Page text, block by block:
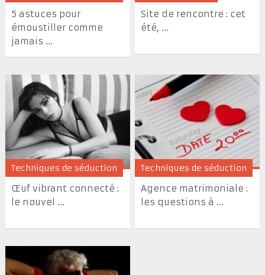
5 astuces pour
émoustiller comme
jamais ...
Site de rencontre : cet
été, ...
Techniques de séduction
Œuf vibrant connecté :
le nouvel ...
Techniques de séduction
Agence matrimoniale :
les questions à ...